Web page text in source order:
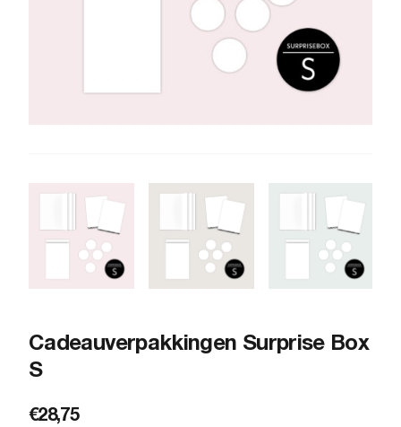
Cadeauverpakkingen Surprise Box
S
Oorspronkelijke
€28,75
Huidige